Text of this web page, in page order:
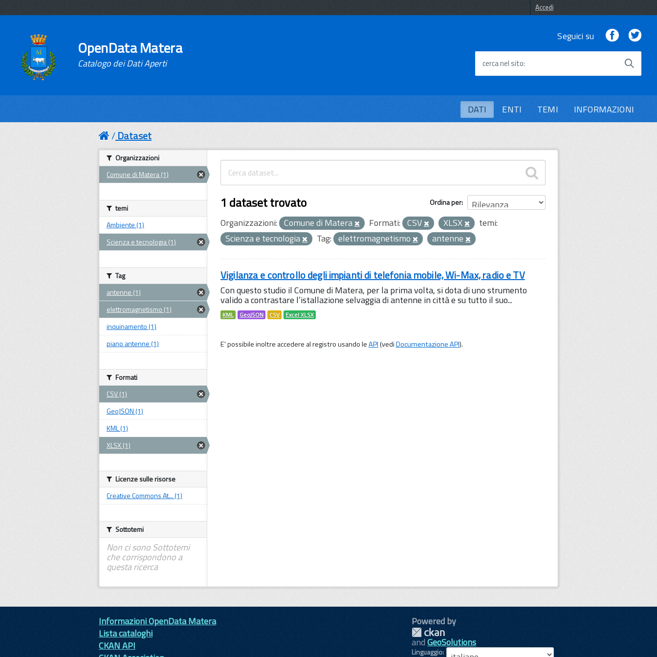
Accedi
OpenData Matera
Catalogo dei Dati Aperti
Seguici su Facebook
cerca nel sito
DATI ENTI TEMI INFORMAZIONI
Dataset
Ordina per
1 dataset trovato
Organizzazioni: Comune di Matera Formati: CSV XLSX
temi:
Scienza e tecnologia
Tag: elettromagnetismo antenne
Vigilanza e controllo degli impianti di telefonia mobile, Wi-Max, radio e TV
Con questo studio il Comune di Matera, per la prima volta, si dota di uno strumento
valido a contrastare l’istallazione selvaggia di antenne in città e su tutto il suo...
KML GeoJSON CSV Excel XLSX
E' possibile inoltre accedere al registro usando leAPI(vediDocumentazione API).
Organizzazioni
Comune di Matera (1)
temi
Ambiente (1)
Scienza e tecnologia (1)
Tag
antenne (1)
elettromagnetismo (1)
inquinamento (1)
piano antenne (1)
Formati
CSV (1)
GeoJSON (1)
KML (1)
XLSX (1)
Licenze sulle risorse
Creative Commons At... (1)
Sottotemi
Non ci sono Sottotemi
che corrispondono a
questa ricerca
Informazioni OpenData Matera
Lista cataloghi
CKAN API
Powered by
andGeoSolutions
Linguaggio